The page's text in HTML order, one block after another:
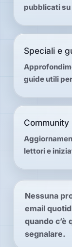
Emulatori
interpreti
Memories
Interviste
PIATTAFORME
Tutte
Console
pubblicati
Speciali e
guide utili
Community
lettori e
Nessuna
email
quando c’è
segnalare.